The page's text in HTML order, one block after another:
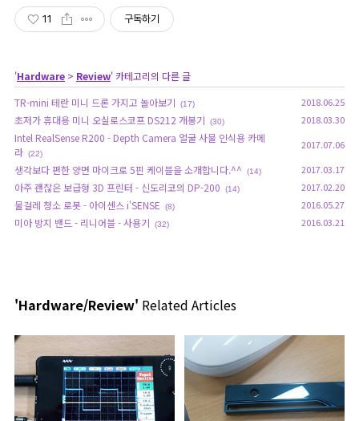
11 구독하기
'Hardware > Review' 카테고리의 다른 글
TR-mini 테란 미니 드론 가지고 놀아보기
(17) 2018.06.25
초저가 휴대용 미니 오실로스코프 DS212 개봉기 (30) 2018.03.30
Intel RealSense R200 - Depth Camera 얼굴 사물 인식용 카메
라 (22)
2017.07.06
생각보다 편한 양면 마이크로 5핀 케이블을 소개합니다.^^ (14) 2017.03.17
아주 괜찮은 보급형 3D 프린터 - 신도리코의 DP-200 (14) 2017.02.20
물걸레 청소 로봇 - 아이센스 i'SENSE (8) 2016.05.27
미아 방지 밴드 - 리니어블 - 사용기 (32) 2016.03.21
'Hardware/Review' Related Articles